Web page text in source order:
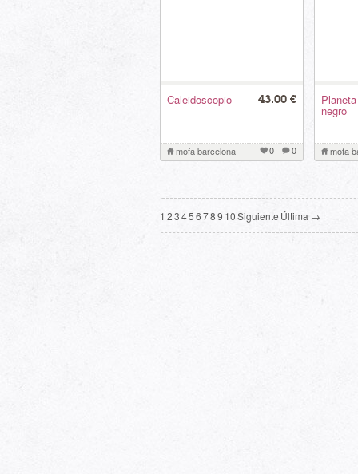
Caleidoscopio 43.00 €
mofa barcelona 0 0
negro
mofa
1 23456789 10Siguiente Última →